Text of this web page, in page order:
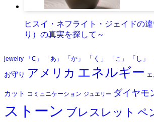
ヒスイ・ネフライト・ジェイドの
り）の真実を探して～
jewelry 「C」 「あ」 「か」 「く」 「こ」 「し」
お守り アメリカ エネルギー エ
カット コミュニケーション ジュエリー ダイヤモ
ストーン ブレスレット ペ